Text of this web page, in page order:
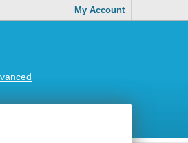
My Account